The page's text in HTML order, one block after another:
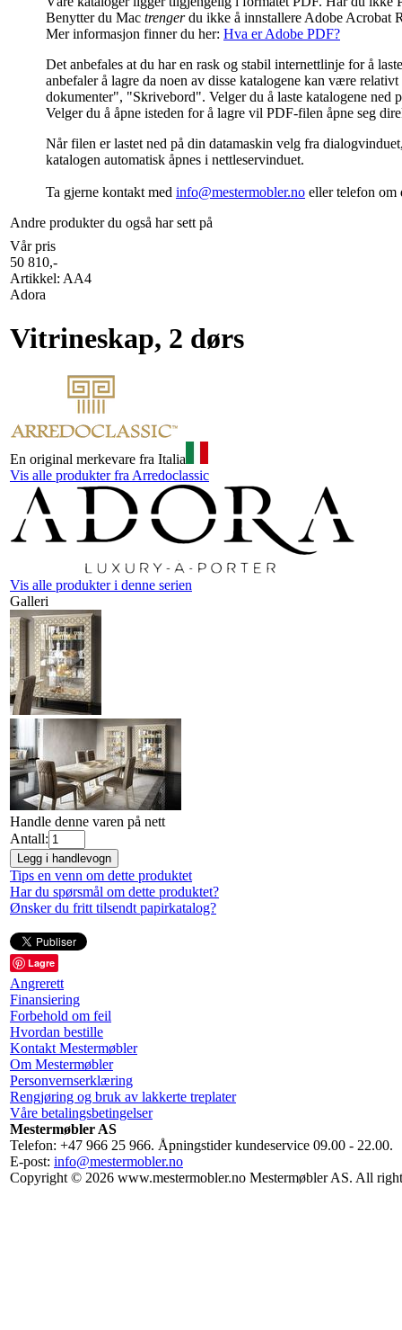
Benytter du Mac trengerdu ikke å innstallere Adobe Acrobat
Mer informasjon finner du her: Hva er Adobe PDF?
Det anbefales at du har en rask og stabil internettlinje for å
anbefaler å lagre da noen av disse katalogene kan være
dokumenter", "Skrivebord". Velger du å laste katalogene ned
Velger du å åpne isteden for å lagre vil PDF-filen åpne seg
Når filen er lastet ned på din datamaskin velg fra
katalogen automatisk åpnes i nettleservinduet.
Ta gjerne kontakt med info@mestermobler.no eller telefon om
Andre produkter du også har sett på
Vår pris
50 810,-
Artikkel: AA4
Adora
Vitrineskap, 2 dørs
En original merkevare fra Italia
Vis alle produkter fra Arredoclassic
Vis alle produkter i denne serien
Galleri
Handle denne varen på nett
Antall:
Legg i handlevogn
Tips en venn om dette produktet
Har du spørsmål om dette produktet?
Ønsker du fritt tilsendt papirkatalog?
Lagre
Angrerett
Finansiering
Forbehold om feil
Hvordan bestille
Kontakt Mestermøbler
Om Mestermøbler
Personvernserklæring
Rengjøring og bruk av lakkerte treplater
Våre betalingsbetingelser
Mestermøbler AS
Telefon: +47 966 25 966. Åpningstider kundeservice 09.00 - 22.00.
E-post: info@mestermobler.no
Copyright © 2026 www.mestermobler.no Mestermøbler AS. All